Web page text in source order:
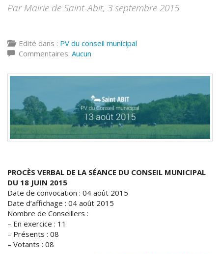
Par Mairie de Saint-Abit, 3 septembre 2015
Edité dans : PV du conseil municipal
Commentaires: Aucun
PROCÈS VERBAL DE LA SÉANCE DU CONSEIL MUNICIPAL
DU 18 JUIN 2015
Date de convocation : 04 août 2015
Date d’affichage : 04 août 2015
Nombre de Conseillers :
– En exercice : 11
– Présents : 08
– Votants : 08